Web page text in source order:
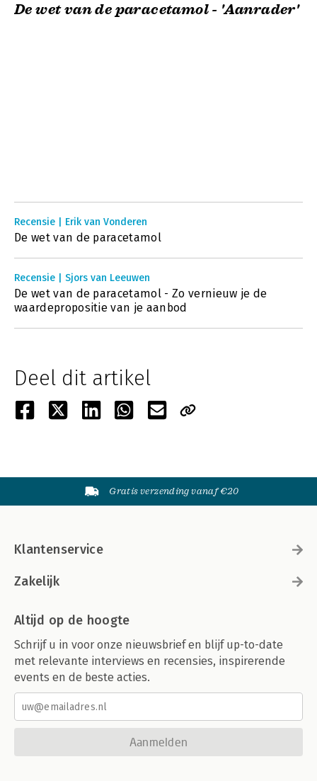
De wet van de paracetamol - 'Aanrader'
Recensie | Erik van Vonderen
De wet van de paracetamol
Recensie | Sjors van Leeuwen
De wet van de paracetamol - Zo vernieuw je de
waardepropositie van je aanbod
Deel dit artikel
Gratis verzending vanaf €20
Klantenservice
Zakelijk
Altijd op de hoogte
Schrijf u in voor onze nieuwsbrief en blijf up-to-date
met relevante interviews en recensies, inspirerende
events en de beste acties.
Aanmelden